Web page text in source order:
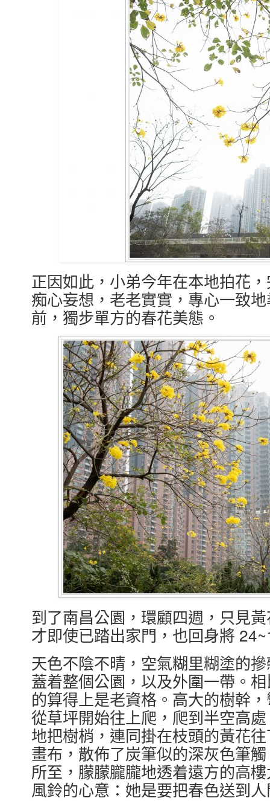
正因如此，小弟今年在本地拍花
痴心妄想，老老實實，專心一致
前，獨步單方的春花美態。
到了南昌公園，環顧四週，只見
才即使已踏出家門，也回身將
天色不陰不晴，空氣糊里糊塗的
蓋着整個公園，以及外圍一帶。
的算得上是老資格。高大的樹幹
從草坪開始往上爬，爬到半空高
地把樹梢，連同掛在枝頭的黃花
畫布，散佈了炭筆似的深灰色筆
所至，朦朦朧朧地透着遠方的高
風鈴的心意：她是要把春色送到